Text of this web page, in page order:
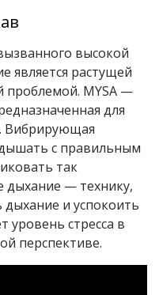
высокой
является растущей
проблемой. MYSA —
для
Вибрирующая
с правильным
так
дыхание — технику,
и успокоить
уровень стресса в
перспективе.